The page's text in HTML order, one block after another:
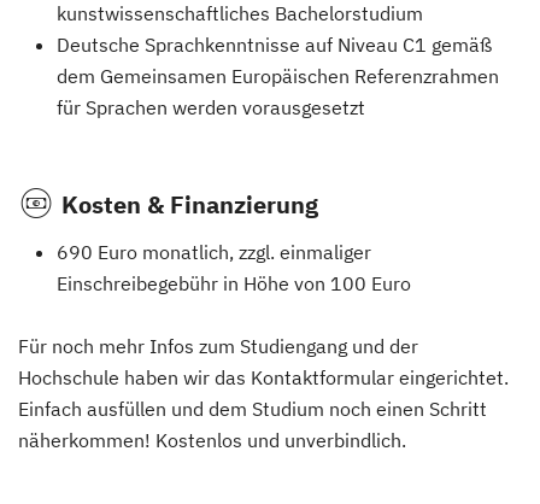
kunstwissenschaftliches Bachelorstudium
Deutsche Sprachkenntnisse auf Niveau C1 gemäß
dem Gemeinsamen Europäischen Referenzrahmen
für Sprachen werden vorausgesetzt
Kosten & Finanzierung
690 Euro monatlich, zzgl. einmaliger
Einschreibegebühr in Höhe von 100 Euro
Für noch mehr Infos zum Studiengang und der
Hochschule haben wir das Kontaktformular eingerichtet.
Einfach ausfüllen und dem Studium noch einen Schritt
näherkommen! Kostenlos und unverbindlich.